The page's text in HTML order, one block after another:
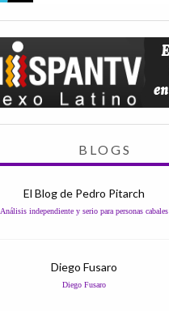
BLOGS
El Blog de Pedro Pitarch
Análisis independiente y serio para personas cabales
Diego Fusaro
Diego Fusaro